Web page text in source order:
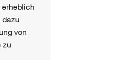
erheblich
dazu
von
zu